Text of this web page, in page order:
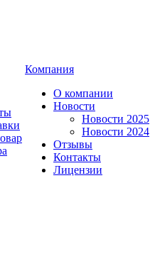
Компания
О компании
Новости
Новости 2025
Новости 2024
Отзывы
Контакты
Лицензии